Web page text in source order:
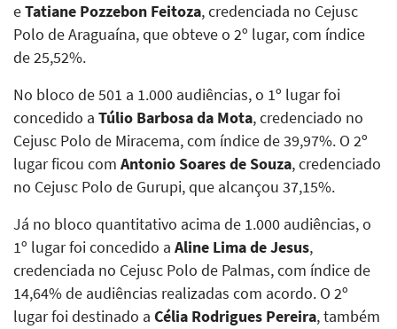
eTatiane Pozzebon Feitoza, credenciada no Cejusc
Polo de Araguaína, que obteve o 2º lugar, com índice
de 25,52%.
No bloco de 501 a 1.000 audiências, o 1º lugar foi
concedido a Túlio Barbosa da Mota, credenciado no
Cejusc Polo de Miracema, com índice de 39,97%. O 2º
lugar ficou com Antonio Soares de Souza, credenciado
no Cejusc Polo de Gurupi, que alcançou 37,15%.
Já no bloco quantitativo acima de 1.000 audiências, o
1º lugar foi concedido a Aline Lima de Jesus,
credenciada no Cejusc Polo de Palmas, com índice de
14,64% de audiências realizadas com acordo. O 2º
lugar foi destinado a Célia Rodrigues Pereira, também